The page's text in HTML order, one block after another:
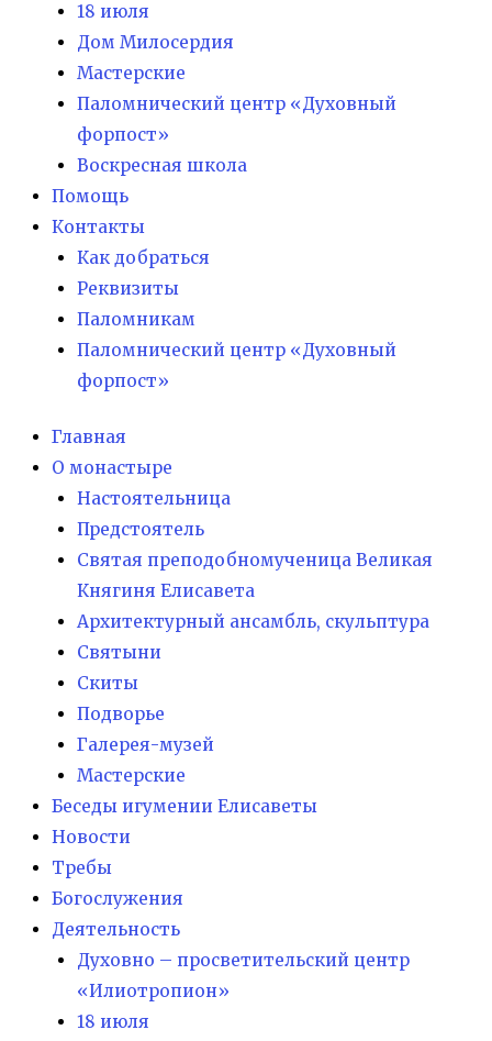
18 июля
Дом Милосердия
Мастерские
Паломнический центр «Духовный
форпост»
Воскресная школа
Помощь
Контакты
Как добраться
Реквизиты
Паломникам
Паломнический центр «Духовный
форпост»
Главная
О монастыре
Настоятельница
Предстоятель
Святая преподобномученица Великая
Княгиня Елисавета
Архитектурный ансамбль, скульптура
Святыни
Скиты
Подворье
Галерея-музей
Мастерские
Беседы игумении Елисаветы
Новости
Требы
Богослужения
Деятельность
Духовно – просветительский центр
«Илиотропион»
18 июля